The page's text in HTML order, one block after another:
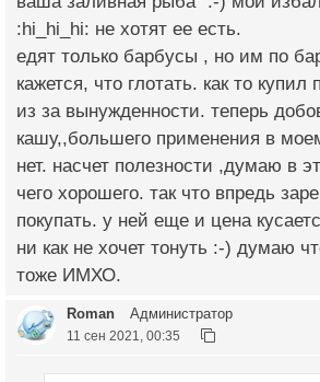
:hi_hi_hi: не хотят ее есть.
едят только барбусы , но им по
кажется, что глотать. как то купил
из за вынужденности. теперь
кашу,,большего применения в
нет. насчет полезности ,думаю в
чего хорошего. так что впредь
покупать. у ней еще и цена
ни как не хочет тонуть :-) думаю
тоже ИМХО.
Roman Администратор
11 сен 2021, 00:35